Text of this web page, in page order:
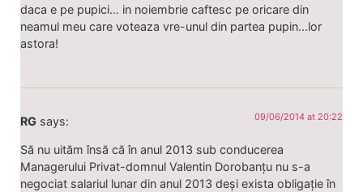
daca e pe pupici… in noiembrie caftesc pe oricare din
neamul meu care voteaza vre-unul din partea pupin…lor
astora!
RG says: 09/06/2014 at 20:22
Să nu uităm însă că în anul 2013 sub conducerea
Managerului Privat-domnul Valentin Dorobanțu nu s-a
negociat salariul lunar din anul 2013 deși exista obligație în